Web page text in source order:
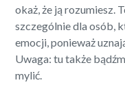
okaż, że ją rozumiesz.
szczególnie dla osób,
emocji, ponieważ
Uwaga: tu także
mylić.